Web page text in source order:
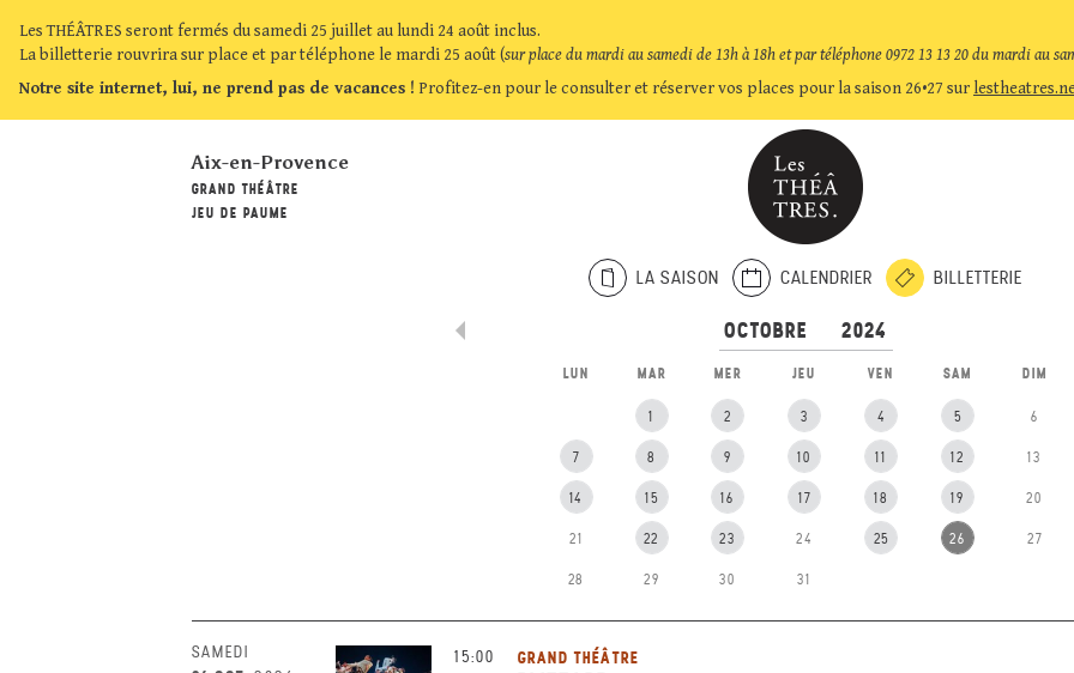
Les THÉÂTRES seront fermés du samedi 25 juillet au lundi 24 août inclus.
La billetterie rouvrira sur place et par téléphone le mardi 25 août (sur place du mardi au samedi de 13h à 18h et par téléphone 0972 13 13 20 du mardi au
Notre site internet, lui, ne prend pas de vacances ! Profitez-en pour le consulter et réserver vos places pour la saison 26•27 sur
Aix-en-Provence
GRAND THÉÂTRE
JEU DE PAUME
LA SAISON CALENDRIER BILLETTERIE
LUN MAR MER JEU VEN SAM DIM
1 2 3 4 5 6
7 8 9 10 11 12 13
14 15 16 17 18 19 20
21 22 23 24 25 26 27
28 29 30 31
SAMEDI 15:00 GRAND THÉÂTRE